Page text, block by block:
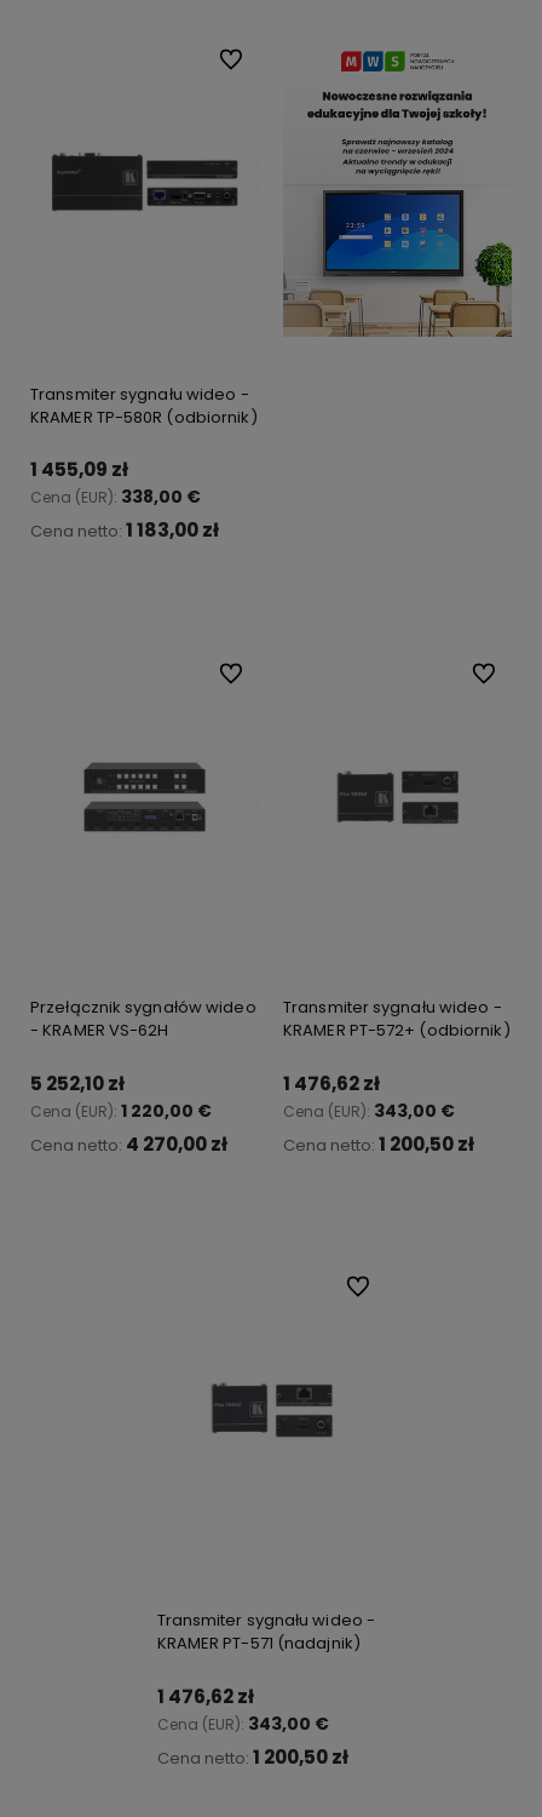
Transmiter sygnału wideo -
KRAMER TP-580R (odbiornik)
1 455,09 zł
Cena (EUR): 338,00 €
Cena netto: 1 183,00 zł
Do ulubionych
Przełącznik sygnałów wideo
- KRAMER VS-62H
5 252,10 zł
Cena (EUR): 1 220,00 €
Cena netto: 4 270,00 zł
Do ulubionych
Transmiter sygnału wideo -
KRAMER PT-572+ (odbiornik)
1 476,62 zł
Cena (EUR): 343,00 €
Cena netto: 1 200,50 zł
Do
Transmiter sygnału wideo -
KRAMER PT-571 (nadajnik)
1 476,62 zł
Cena (EUR): 343,00 €
Cena netto: 1 200,50 zł
Do ulubionych